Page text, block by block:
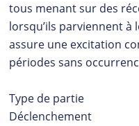
tous menant sur des
lorsqu’ils parviennent à
assure une excitation
périodes sans
Type de partie
Déclenchement